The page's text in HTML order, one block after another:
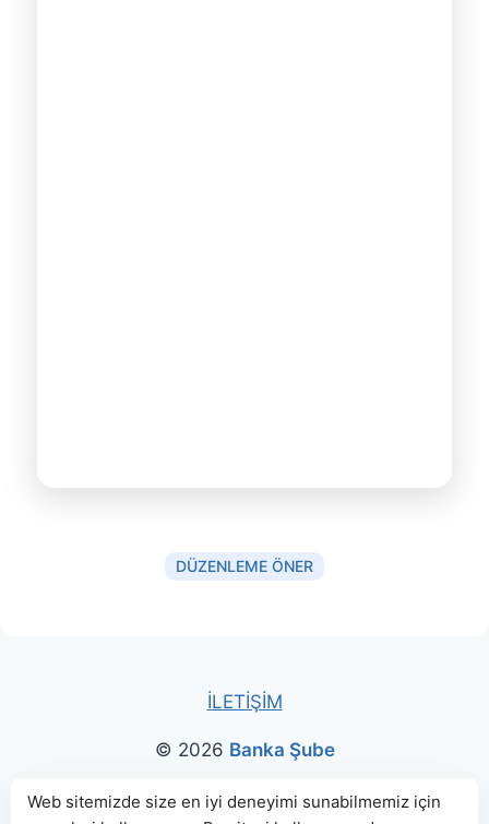
DÜZENLEME ÖNER
İLETİŞİM
© 2026 Banka Şube
Bu sitede paylaşılan banka bilgileri için kaynak olarak
Web sitemizde size en iyi deneyimi sunabilmemiz için